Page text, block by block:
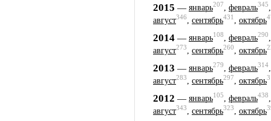
2015 — январь207, февраль345
август346 сентябрь431 октябрь
2014 — январь108, февраль290
август273 сентябрь260 октябрь
2013 — январь279, февраль314
август283 сентябрь297 октябрь
2012 — январь105, февраль438
август343, сентябрь323, октябрь